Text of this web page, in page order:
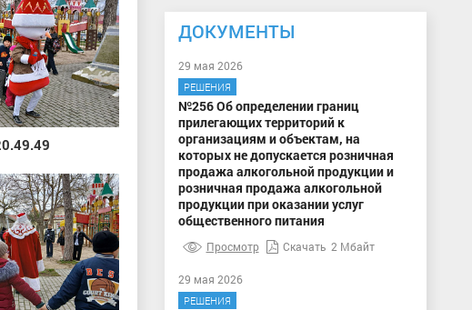
ДОКУМЕНТЫ
29 мая 2026
РЕШЕНИЯ
№256 Об определении границ
прилегающих территорий к
организациям и объектам, на
которых не допускается розничная
продажа алкогольной продукции и
розничная продажа алкогольной
продукции при оказании услуг
общественного питания
Просмотр Скачать 2 Мбайт
29 мая 2026
РЕШЕНИЯ